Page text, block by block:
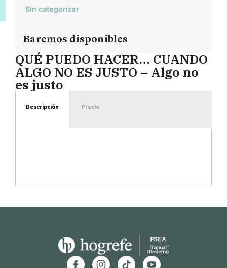
Sin categorizar
Baremos disponibles
QUÉ PUEDO HACER… CUANDO
ALGO NO ES JUSTO – Algo no
es justo
Descripción Precio